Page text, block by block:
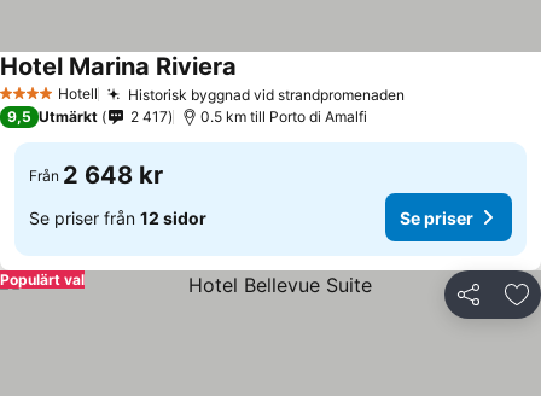
4 StjärnorHotell Historisk byggnad vid strandpromenaden
Hotel Marina Riviera
9,5 Utmärkt 2 417 0.5 km till Porto di Amalfi
Från 2 648 kr
Se priser från 12 sidor Se priser
Dela
Populärt val